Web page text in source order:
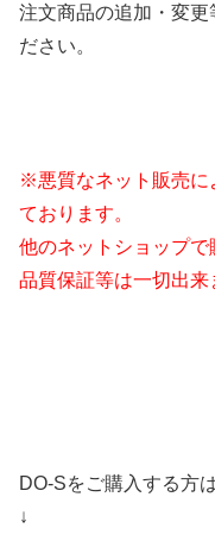
注文商品の追加・変更
ださい。
※悪質なネット販売に
ております。
他のネットショップ
品質保証等は一切出
DO-Sをご購入する方
↓